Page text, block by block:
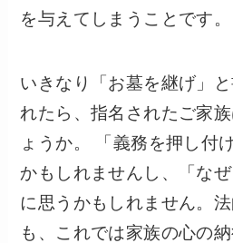
を与えてしまうことです。
いきなり「お墓を継げ」
れたら、指名されたご家
ょうか。 「義務を押し付
かもしれませんし、「な
に思うかもしれません。
も、これでは家族の心の